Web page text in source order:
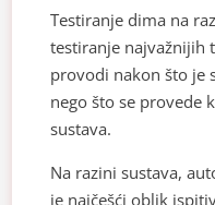
Testiranje dima na
testiranje najvažnijih
provodi nakon što je
nego što se provede
sustava.
Na razini sustava,
je najčešći oblik